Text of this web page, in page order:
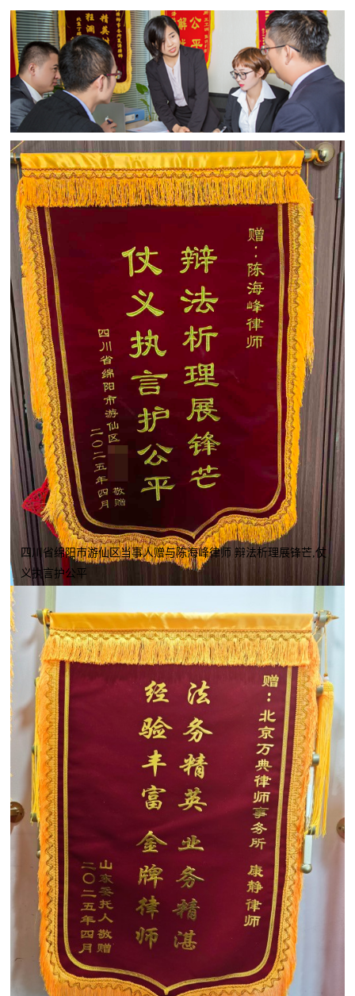
四川省绵阳市游仙区当事人赠与陈海峰律师 辩法析理展锋芒,仗
义执言护公平